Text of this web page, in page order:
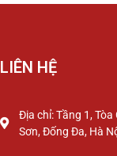
LIÊN HỆ
Địa chỉ: Tầng 1,
Sơn, Đống Đa, Hà